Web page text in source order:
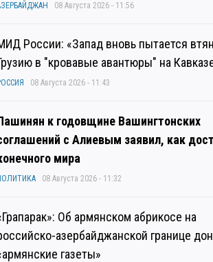
08 Августа 2026 - 11:56
России: «Запад вновь пытается
в "кровавые авантюры" на
08 Августа 2026 - 11:43
к годовщине Вашингтонских
с Алиевым заявил, как
мира
08 Августа 2026 - 11:32
Об армянском абрикосе на
азербайджанской границе
газеты»